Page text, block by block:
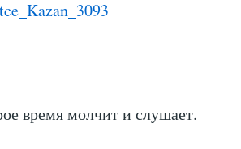
время молчит и слушает.